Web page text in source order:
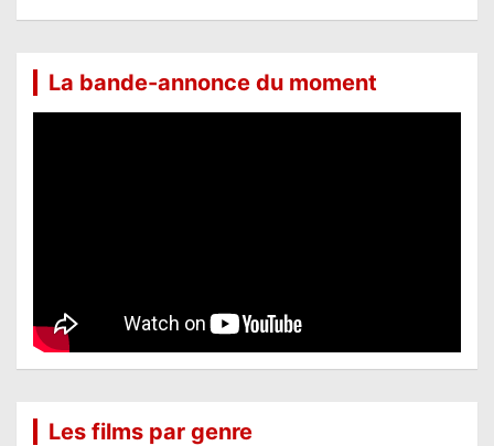
La bande-annonce du moment
Les films par genre